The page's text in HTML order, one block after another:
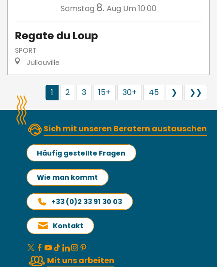
Samstag 8. Aug Um 10:00
Regate du Loup
SPORT
Jullouville
1 2 3 15+ 30+ 45 ❯ ❯❯
Sich mit unseren Beratern austauschen
Häufig gestellte Fragen
Wie man kommt
+33 (0)2 33 91 30 03
Kontakt
Mit uns arbeiten